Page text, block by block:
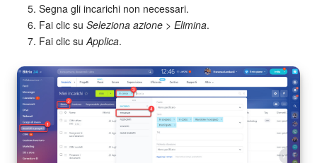
Knowledge base
Firma elettronica
Firma elettronica per HR
Automazione
Flussi di lavoro
Segna gli incarichi non necessari.
Fai clic su Seleziona azione > Elimina.
Fai clic su Applica.